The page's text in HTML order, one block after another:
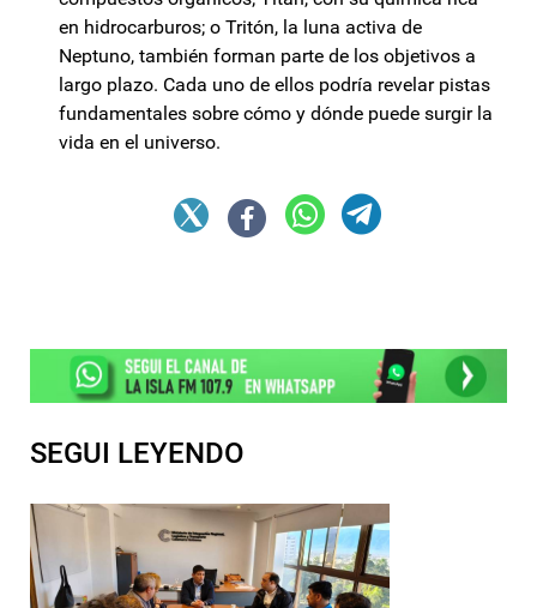
en hidrocarburos; o Tritón, la luna activa de
Neptuno, también forman parte de los objetivos a
largo plazo. Cada uno de ellos podría revelar pistas
fundamentales sobre cómo y dónde puede surgir la
vida en el universo.
SEGUI LEYENDO